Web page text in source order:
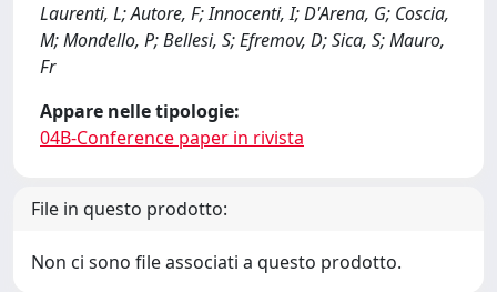
Laurenti, L; Autore, F; Innocenti, I; D'Arena, G; Coscia,
M; Mondello, P; Bellesi, S; Efremov, D; Sica, S; Mauro,
Fr
Appare nelle tipologie:
04B-Conference paper in rivista
File in questo prodotto:
Non ci sono file associati a questo prodotto.